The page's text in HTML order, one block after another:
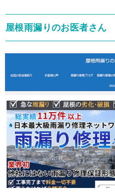
屋根雨漏りのお医者さん